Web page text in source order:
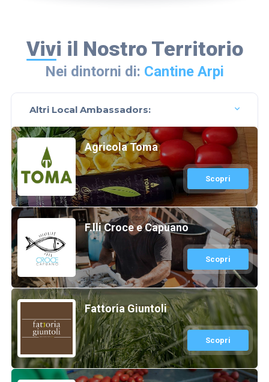
Vivi il Nostro Territorio
Nei dintorni di: Cantine Arpi
Altri Local Ambassadors:
Agricola Toma
Scopri
F.lli Croce e Capuano
Scopri
Fattoria Giuntoli
Scopri